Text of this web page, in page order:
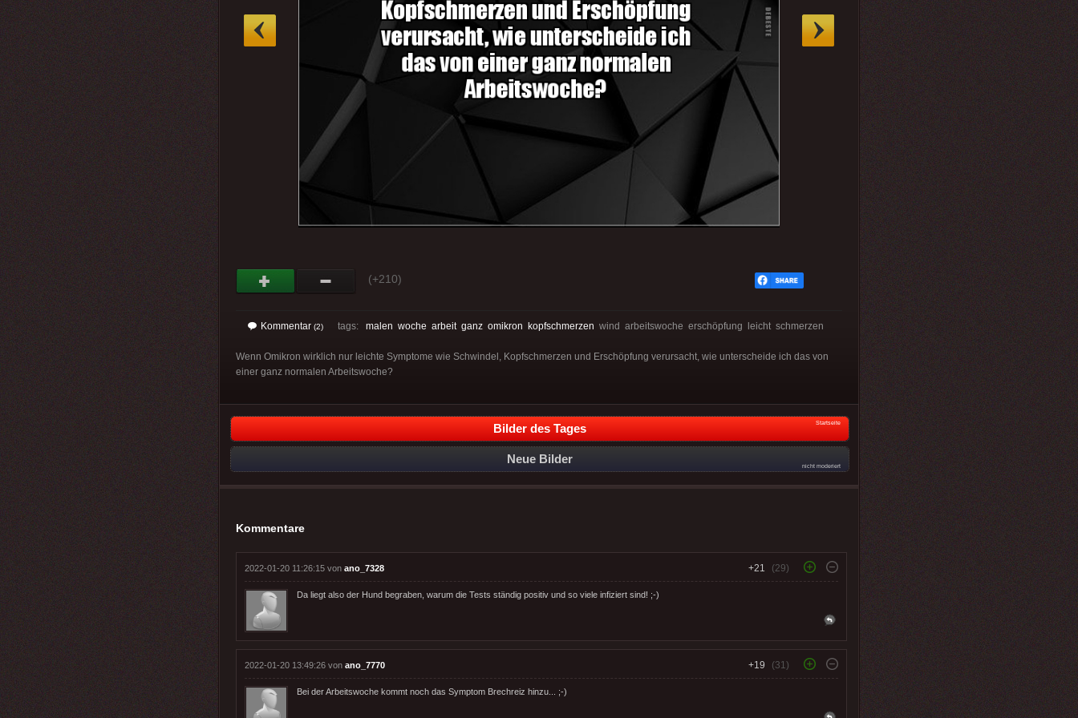
(+210)
Kommentar (2) tags: malen woche arbeit ganz omikron kopfschmerzen wind arbeitswoche erschöpfung leicht schmerzen
Wenn Omikron wirklich nur leichte Symptome wie Schwindel, Kopfschmerzen und Erschöpfung verursacht, wie unterscheide ich das von
einer ganz normalen Arbeitswoche?
Bilder des Tages Startseite
Neue Bilder
nicht moderiert
Kommentare
2022-01-20 11:26:15 von ano_7328 +21 (29)
Da liegt also der Hund begraben, warum die Tests ständig positiv und so viele infiziert sind! ;-)
2022-01-20 13:49:26 von ano_7770 +19 (31)
Bei der Arbeitswoche kommt noch das Symptom Brechreiz hinzu... ;-)